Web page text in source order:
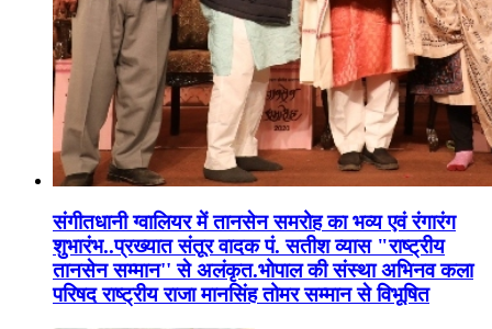
संगीतधानी ग्वालियर में तानसेन समरोह का भव्य एवं रंगारंग
शुभारंभ..प्रख्यात संतूर वादक पं. सतीश व्यास "राष्ट्रीय
तानसेन सम्मान'' से अलंकृत.भोपाल की संस्था अभिनव कला
परिषद राष्ट्रीय राजा मानसिंह तोमर सम्मान से विभूषित